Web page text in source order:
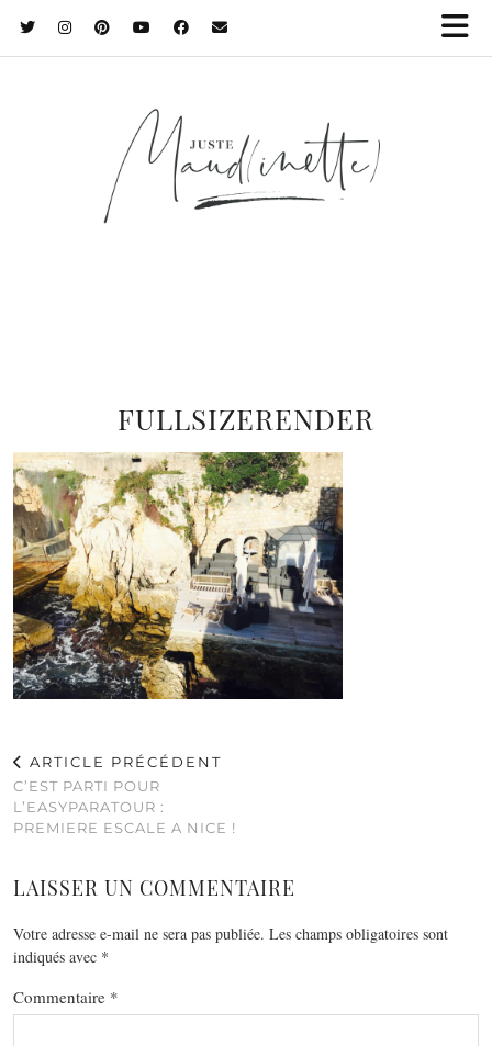
FULLSIZERENDER
ARTICLE PRÉCÉDENT
C’EST PARTI POUR
L’EASYPARATOUR :
PREMIERE ESCALE A NICE !
LAISSER UN COMMENTAIRE
Votre adresse e-mail ne sera pas publiée. Les champs obligatoires sont
indiqués avec *
Commentaire *